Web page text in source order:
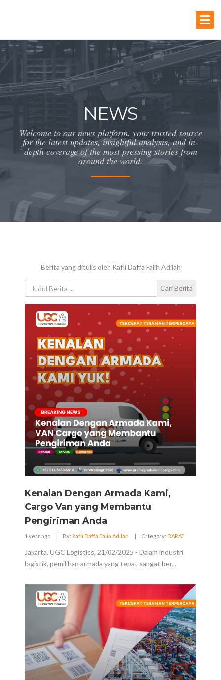
NEWS
Welcome to our news platform, your trusted source
for the latest updates, insightful analysis, and in-
depth coverage of the most pressing stories from
around the world.
Berita yang ditulis oleh Rafli Daffa Falih Adilah
Cari Berita
Kenalan Dengan Armada Kami,
Cargo Van yang Membantu
Pengiriman Anda
1 year ago | By: Rafli Daffa Falih Adilah | Category: DARAT
Jakarta, UGC Logistics, 21/02/2025 - Dalam industri
logistik, pemilihan armada yang tepat sangat ber...